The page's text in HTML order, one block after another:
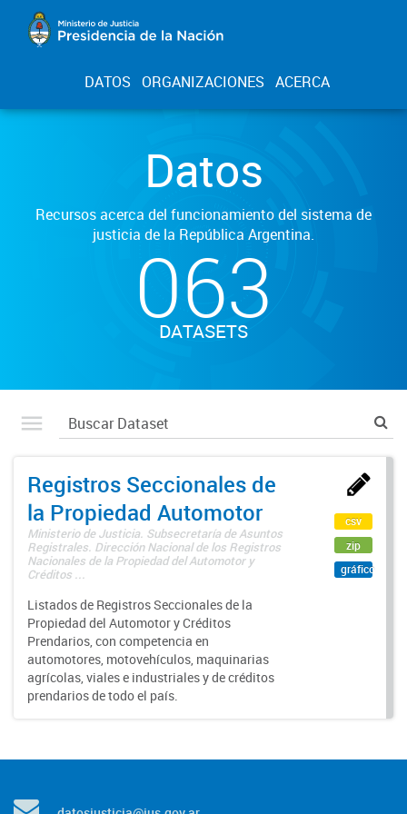
DATOS ORGANIZACIONES ACERCA
Datos
Recursos acerca del funcionamiento del sistema de
justicia de la República Argentina.
063
DATASETS
Registros Seccionales de
la Propiedad Automotor
Ministerio de Justicia. Subsecretaría de Asuntos
Registrales. Dirección Nacional de los Registros
Nacionales de la Propiedad del Automotor y
Créditos ...
Listados de Registros Seccionales de la
Propiedad del Automotor y Créditos
Prendarios, con competencia en
automotores, motovehículos, maquinarias
agrícolas, viales e industriales y de créditos
prendarios de todo el país.
csv
zip
gráfico